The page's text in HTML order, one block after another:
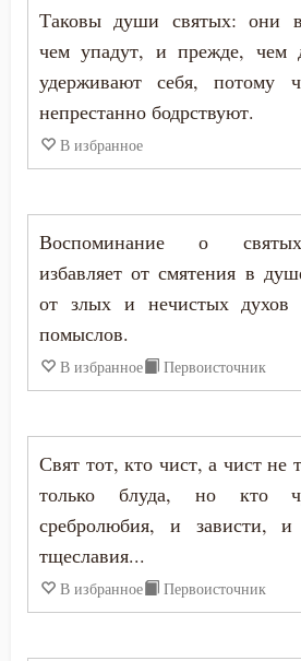
Таковы души святых: они
чем упадут, и прежде, чем
удерживают себя, потому
непрестанно бодрствуют.
В избранное
Воспоминание о
избавляет от смятения в
от злых и нечистых духов
помыслов.
В избранное Первоисточник
Свят тот, кто чист, а чист не
только блуда, но кто
сребролюбия, и зависти,
тщеславия...
В избранное Первоисточник